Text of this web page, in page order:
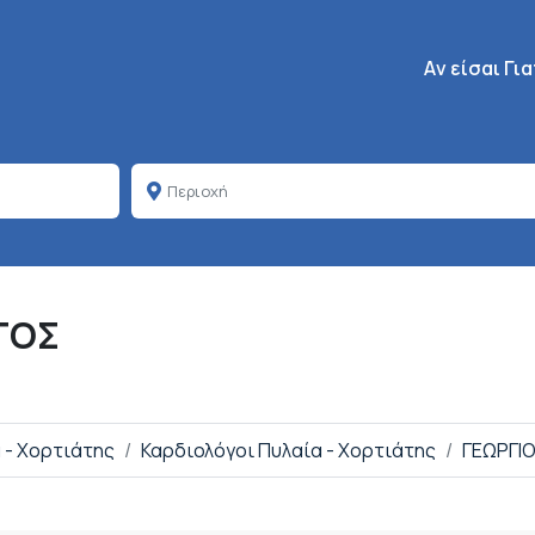
Κεντρική
Aν είσαι
- Χορτιάτης Καρδιολόγοι Πυλαία - Χορτιάτης